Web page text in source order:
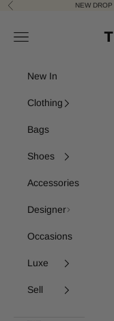
Skip to content
Previous NEW DROP
Navigation menu
New In
Clothing
Bags
Shoes
Accessories
Designer
Occasions
Luxe
Sell